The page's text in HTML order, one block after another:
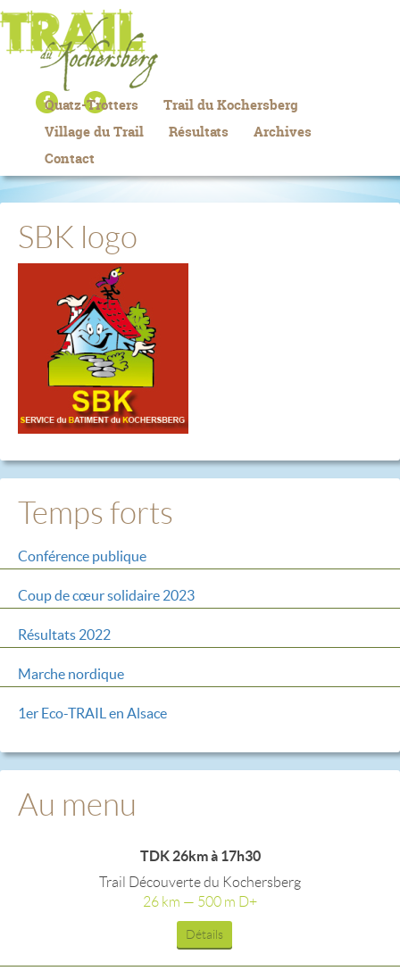
Quatz-Trotters
Trail du Kochersberg
Village du Trail
Résultats
Archives
Contact
SBK logo
Temps forts
Conférence publique
Coup de cœur solidaire 2023
Résultats 2022
Marche nordique
1er Eco-TRAIL en Alsace
Au menu
TDK 26km à 17h30
Trail Découverte du Kochersberg
26 km — 500 m D+
Détails